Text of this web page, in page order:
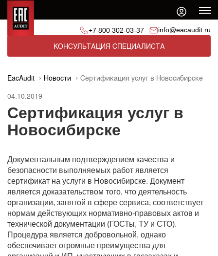
+7 800 302-03-37 info@eacaudit.ru
КОНСУЛЬТАЦИЯ СПЕЦИАЛИСТА
EacAudit Новости
Сертификация услуг в Новосибирске
04.10.2019
Сертификация услуг в
Новосибирске
Документальным подтверждением качества и
безопасности выполняемых работ является
сертификат на услуги в Новосибирске. Документ
является доказательством того, что деятельность
организации, занятой в сфере сервиса, соответствует
нормам действующих нормативно-правовых актов и
технической документации (ГОСТы, ТУ и СТО).
Процедура является добровольной, однако
обеспечивает огромные преимущества для